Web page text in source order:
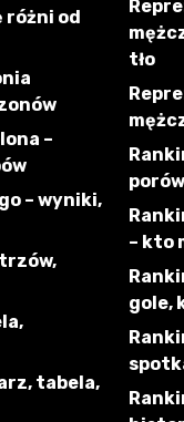
różni od
–
– wyniki,
tabela,
tło
– kto
gole,